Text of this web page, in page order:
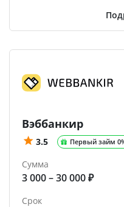
Вэббанкир
3.5 Первый займ
Сумма
3 000 – 30 000 ₽
Срок